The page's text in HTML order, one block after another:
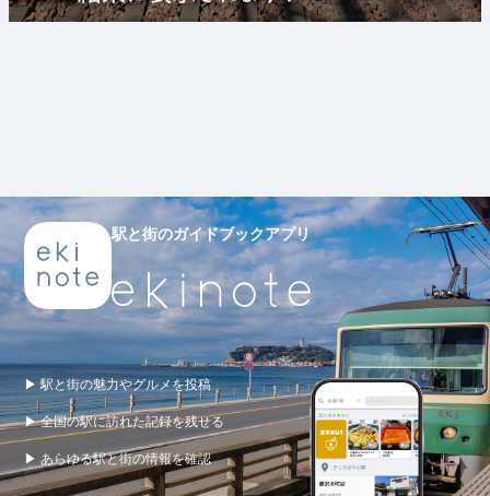
駅と街のガイドブックアプリ
▶ 駅と街の魅力やグルメを投稿
▶ 全国の駅に訪れた記録を残せる
▶ あらゆる駅と街の情報を確認